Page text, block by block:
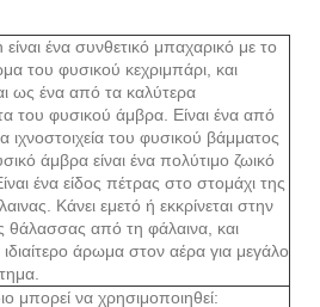
ένα συνθετικό μπαχαρικό με το
του φυσικού κεχριμπάρι, και
ως ένα από τα καλύτερα
του φυσικού άμβρα. Είναι ένα από
ιχνοστοιχεία του φυσικού βάμματος
άμβρα είναι ένα πολύτιμο ζωικό
ένα είδος πέτρας στο στομάχι της
Κάνει εμετό ή εκκρίνεται στην
θάλασσας από τη φάλαινα, και
άρωμα στον αέρα για μεγάλο
μπορεί να χρησιμοποιηθεί: